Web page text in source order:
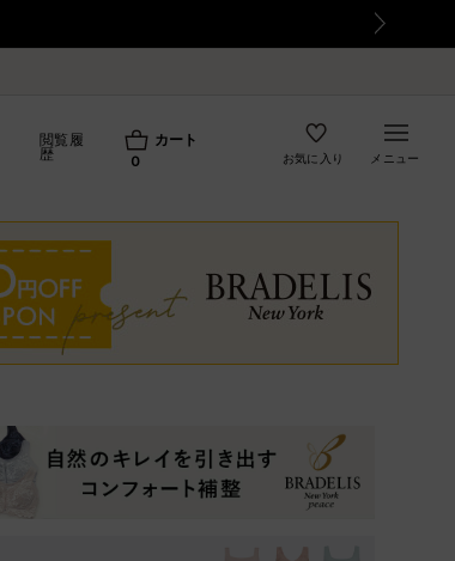
閲覧履
歴
カート
0
お気に入り メニュー